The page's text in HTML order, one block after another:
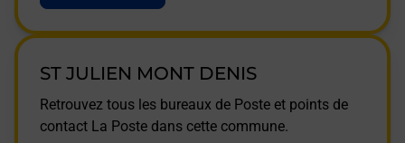
ST JULIEN MONT DENIS
Retrouvez tous les bureaux de Poste et points de
contact La Poste dans cette commune.